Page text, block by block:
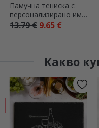
Памучна тениска с
персонализирано име
– Summer
13.79 € 9.65 €
Какво
-20%